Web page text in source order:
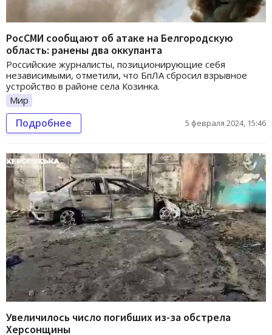
РосСМИ сообщают об атаке на Белгородскую
область: ранены два оккупанта
Российские журналисты, позиционирующие себя
независимыми, отметили, что БпЛА сбросил взрывное
устройство в районе села Козинка.
Мир
Подробнее 5 февраля 2024, 15:46
Увеличилось число погибших из-за обстрела
Херсонщины